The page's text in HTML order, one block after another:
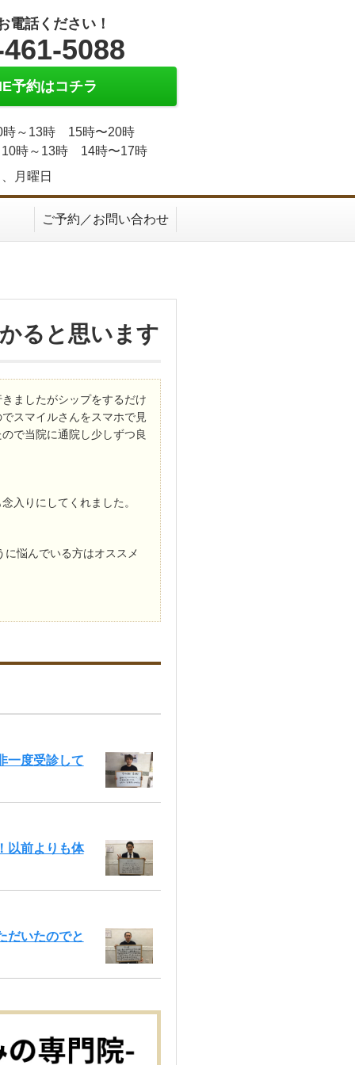
電話ください！
5088
予約はコチラ
時～13時 15時〜20時
10時～13時 14時〜17時
月曜日
ご予約／お問い合わせ
ると思います
ましたがシップをするだけ
スマイルさんをスマホで見
で当院に通院し少しずつ良
入りにしてくれました。
に悩んでいる方はオススメ
一度受診して
以前よりも体
だいたのでと